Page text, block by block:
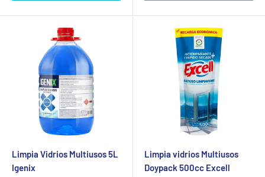
Limpia Vidrios Multiusos 5L
Igenix
Limpia vidrios Multiusos
Doypack 500cc Excell